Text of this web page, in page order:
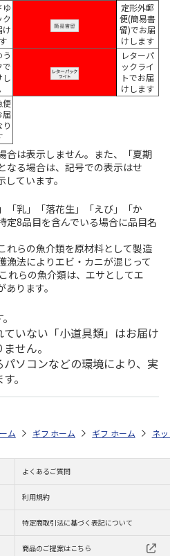
ゆ
ク
け
定形外郵
便(簡易書
留)でお届
けします
で
し
レターパ
ックライ
トでお届
けします
便
届
り
合は表示しません。また、「夏期
なる場合は、記号での表示はせ
ています。
「乳」「落花生」「えび」「か
定8品目を含んでいる場合に品目名
らの魚介類を原材料として製造
漁法によりエビ・カニが混じって
れらの魚介類は、エサとしてエ
ります。
いない「小道具類」はお届け
せん。
ソコンなどの環境により、実
。
・夏ギフト特集 2026 ハム・お肉 ＜
トア お中元・夏ギフト特集 2026
ム ギフトストア お中元・夏ギフト
ホーム ギフトストア お
ホーム ネ
よくあるご質問
利用規約
特定商取引法に基づく表記について
商品のご提案はこちら